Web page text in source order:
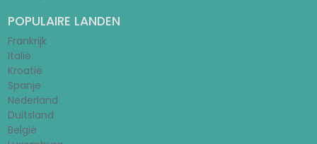
POPULAIRE LANDEN
Frankrijk
Italië
Kroatië
Spanje
Nederland
Duitsland
België